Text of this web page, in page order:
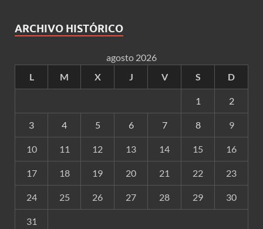
ARCHIVO HISTÓRICO
agosto 2026
L
M X J V S D
1 2
3 4 5 6 7 8 9
10 11 12 13 14 15 16
17 18 19 20 21 22 23
24 25 26 27 28 29 30
31